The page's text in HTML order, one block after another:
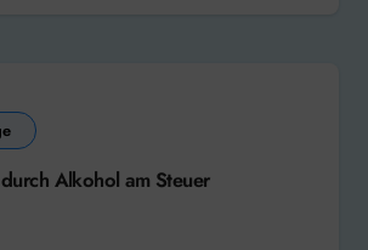
Alkohol am Steuer